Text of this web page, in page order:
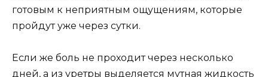
готовым к неприятным ощущениям, которые
пройдут уже через сутки.
Если же боль не проходит через несколько
дней, а из уретры выделяется мутная жидкость